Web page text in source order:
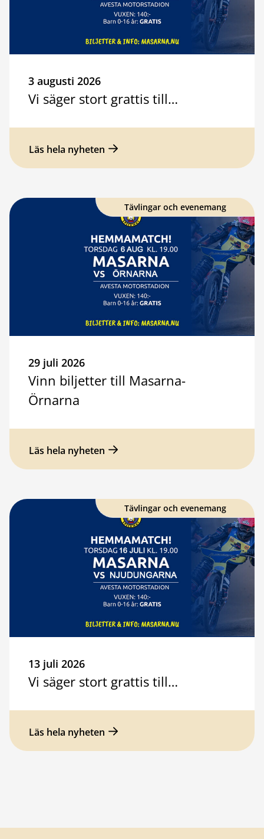
3 augusti 2026
Vi säger stort grattis till…
Läs hela nyheten
Tävlingar och evenemang
29 juli 2026
Vinn biljetter till Masarna-
Örnarna
Läs hela nyheten
Tävlingar och evenemang
13 juli 2026
Vi säger stort grattis till…
Läs hela nyheten